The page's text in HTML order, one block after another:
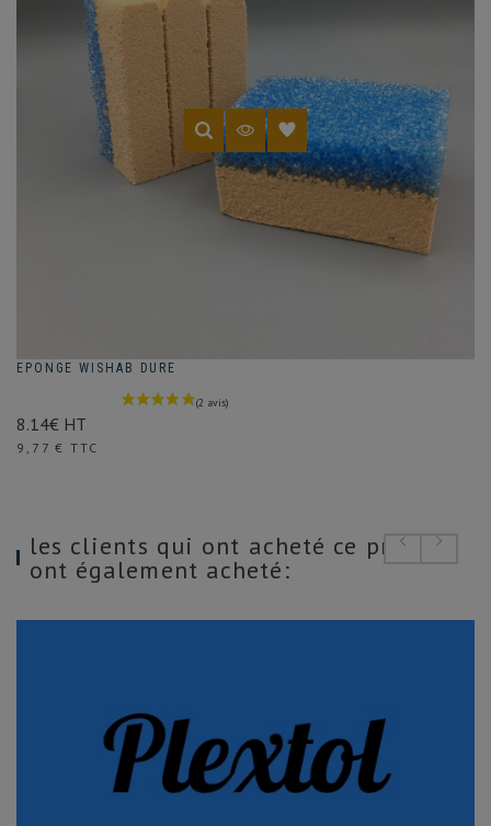
EPONGE WISHAB DURE
8.14€ HT
Prix
9,77 € TTC
les clients qui ont acheté ce produit
ont également acheté: